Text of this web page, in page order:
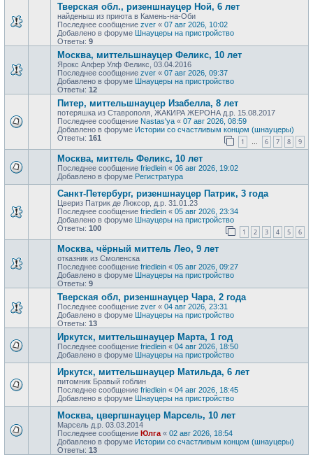
Тверская обл., ризеншнауцер Ной, 6 лет
найденыш из приюта в Камень-на-Оби
Последнее сообщение zver « 07 авг 2026, 10:02
Добавлено в форуме Шнауцеры на пристройство
Ответы: 9
Москва, миттельшнауцер Феликс, 10 лет
Ярокс Алфер Улф Феликс, 03.04.2016
Последнее сообщение zver « 07 авг 2026, 09:37
Добавлено в форуме Шнауцеры на пристройство
Ответы: 12
Питер, миттельшнауцер Изабелла, 8 лет
потеряшка из Ставрополя, ЖАКИРА ЖЕРОНА д.р. 15.08.2017
Последнее сообщение Nastas'ya « 07 авг 2026, 08:59
Добавлено в форуме Истории со счастливым концом (шнауцеры)
Ответы: 161 1 6 7 8 9
Москва, миттель Феликс, 10 лет
Последнее сообщение friedlein « 06 авг 2026, 19:02
Добавлено в форуме Регистратура
Санкт-Петербург, ризеншнауцер Патрик, 3 года
Цвериз Патрик де Люксор, д.р. 31.01.23
Последнее сообщение friedlein « 05 авг 2026, 23:34
Добавлено в форуме Шнауцеры на пристройство
Ответы: 100 1 2 3 4 5 6
Москва, чёрный миттель Лео, 9 лет
отказник из Смоленска
Последнее сообщение friedlein « 05 авг 2026, 09:27
Добавлено в форуме Шнауцеры на пристройство
Ответы: 9
Тверская обл, ризеншнауцер Чара, 2 года
Последнее сообщение zver « 04 авг 2026, 23:31
Добавлено в форуме Шнауцеры на пристройство
Ответы: 13
Иркутск, миттельшнауцер Марта, 1 год
Последнее сообщение friedlein « 04 авг 2026, 18:50
Добавлено в форуме Шнауцеры на пристройство
Иркутск, миттельшнауцер Матильда, 6 лет
питомник Бравый гоблин
Последнее сообщение friedlein « 04 авг 2026, 18:45
Добавлено в форуме Шнауцеры на пристройство
Москва, цвергшнауцер Марсель, 10 лет
Марсель д.р. 03.03.2014
Последнее сообщение Юлга « 02 авг 2026, 18:54
Добавлено в форуме Истории со счастливым концом (шнауцеры)
Ответы: 13